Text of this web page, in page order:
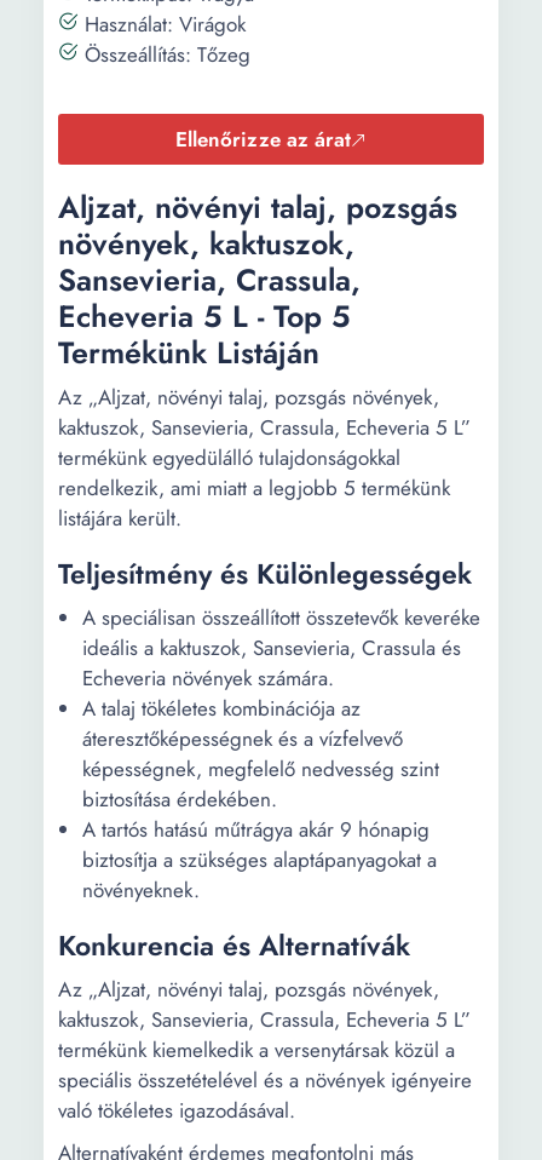
Használat: Virágok
Összeállítás: Tőzeg
Ellenőrizze az árat
Aljzat, növényi talaj, pozsgás
növények, kaktuszok,
Sansevieria, Crassula,
Echeveria 5 L - Top 5
Termékünk Listáján
Az „Aljzat, növényi talaj, pozsgás növények,
kaktuszok, Sansevieria, Crassula, Echeveria 5 L”
termékünk egyedülálló tulajdonságokkal
rendelkezik, ami miatt a legjobb 5 termékünk
listájára került.
Teljesítmény és Különlegességek
A speciálisan összeállított összetevők keveréke
ideális a kaktuszok, Sansevieria, Crassula és
Echeveria növények számára.
A talaj tökéletes kombinációja az
áteresztőképességnek és a vízfelvevő
képességnek, megfelelő nedvesség szint
biztosítása érdekében.
A tartós hatású műtrágya akár 9 hónapig
biztosítja a szükséges alaptápanyagokat a
növényeknek.
Konkurencia és Alternatívák
Az „Aljzat, növényi talaj, pozsgás növények,
kaktuszok, Sansevieria, Crassula, Echeveria 5 L”
termékünk kiemelkedik a versenytársak közül a
speciális összetételével és a növények igényeire
való tökéletes igazodásával.
Alternatívaként érdemes megfontolni más